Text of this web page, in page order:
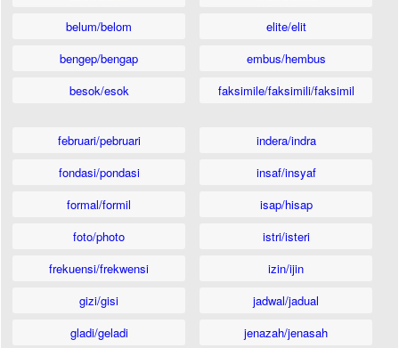
belum/belom
bengep/bengap
besok/esok
elite/elit
embus/hembus
faksimile/faksimili/faksimil
februari/pebruari
fondasi/pondasi
formal/formil
foto/photo
frekuensi/frekwensi
gizi/gisi
gladi/geladi
indera/indra
insaf/insyaf
isap/hisap
istri/isteri
izin/ijin
jadwal/jadual
jenazah/jenasah